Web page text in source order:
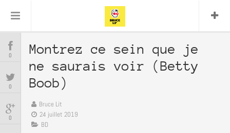
COMICS
MANGAS
BD
0
0
0
Montrez ce sein que je
ne saurais voir (Betty
Boob)
Bruce Lit
24 juillet 2019
BD
LitBullshit Detector Comics
Delcourt
Encyclopegeek Figure Replay Focus
Garth Ennis Glénat Graphic
Novel
image Independants
JP Nguyen Lug
Marvel Mattie boy
Panini Patrick Faivre